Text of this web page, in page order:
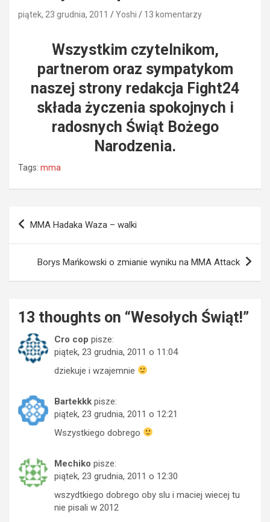
piątek, 23 grudnia, 2011 Yoshi 13 komentarzy
Wszystkim czytelnikom,
partnerom oraz sympatykom
naszej strony redakcja Fight24
składa życzenia spokojnych i
radosnych Świąt Bożego
Narodzenia.
Tags: mma
Nawigacja
MMA Hadaka Waza – walki
Borys Mańkowski o zmianie wyniku na MMA Attack
13 thoughts on “Wesołych Świąt!”
Cro cop pisze:
piątek, 23 grudnia, 2011 o 11:04
dziekuje i wzajemnie
Bartekkk pisze:
piątek, 23 grudnia, 2011 o 12:21
Wszystkiego dobrego
Mechiko pisze:
piątek, 23 grudnia, 2011 o 12:30
wszydtkiego dobrego oby slu i maciej wiecej tu
nie pisali w 2012